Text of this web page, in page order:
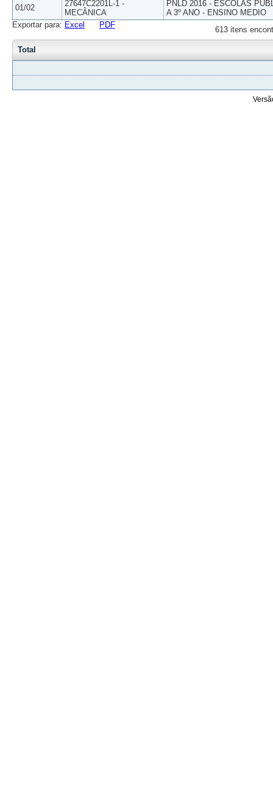
01/02
27647C2201L-1 -
MECÂNICA
PNLD 2016 - ESCOLAS
A 3º ANO - ENSINO MEDIO
613 itens
Exportar para: Excel PDF
Total